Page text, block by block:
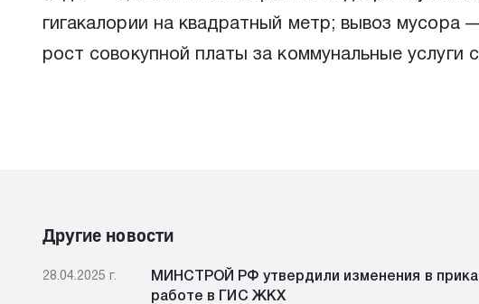
гигакалории на квадратный метр; вывоз мусора
рост совокупной платы за коммунальные услуги
Другие новости
28.04.2025 г.
МИНСТРОЙ РФ утвердили изменения в
работе в ГИС ЖКХ